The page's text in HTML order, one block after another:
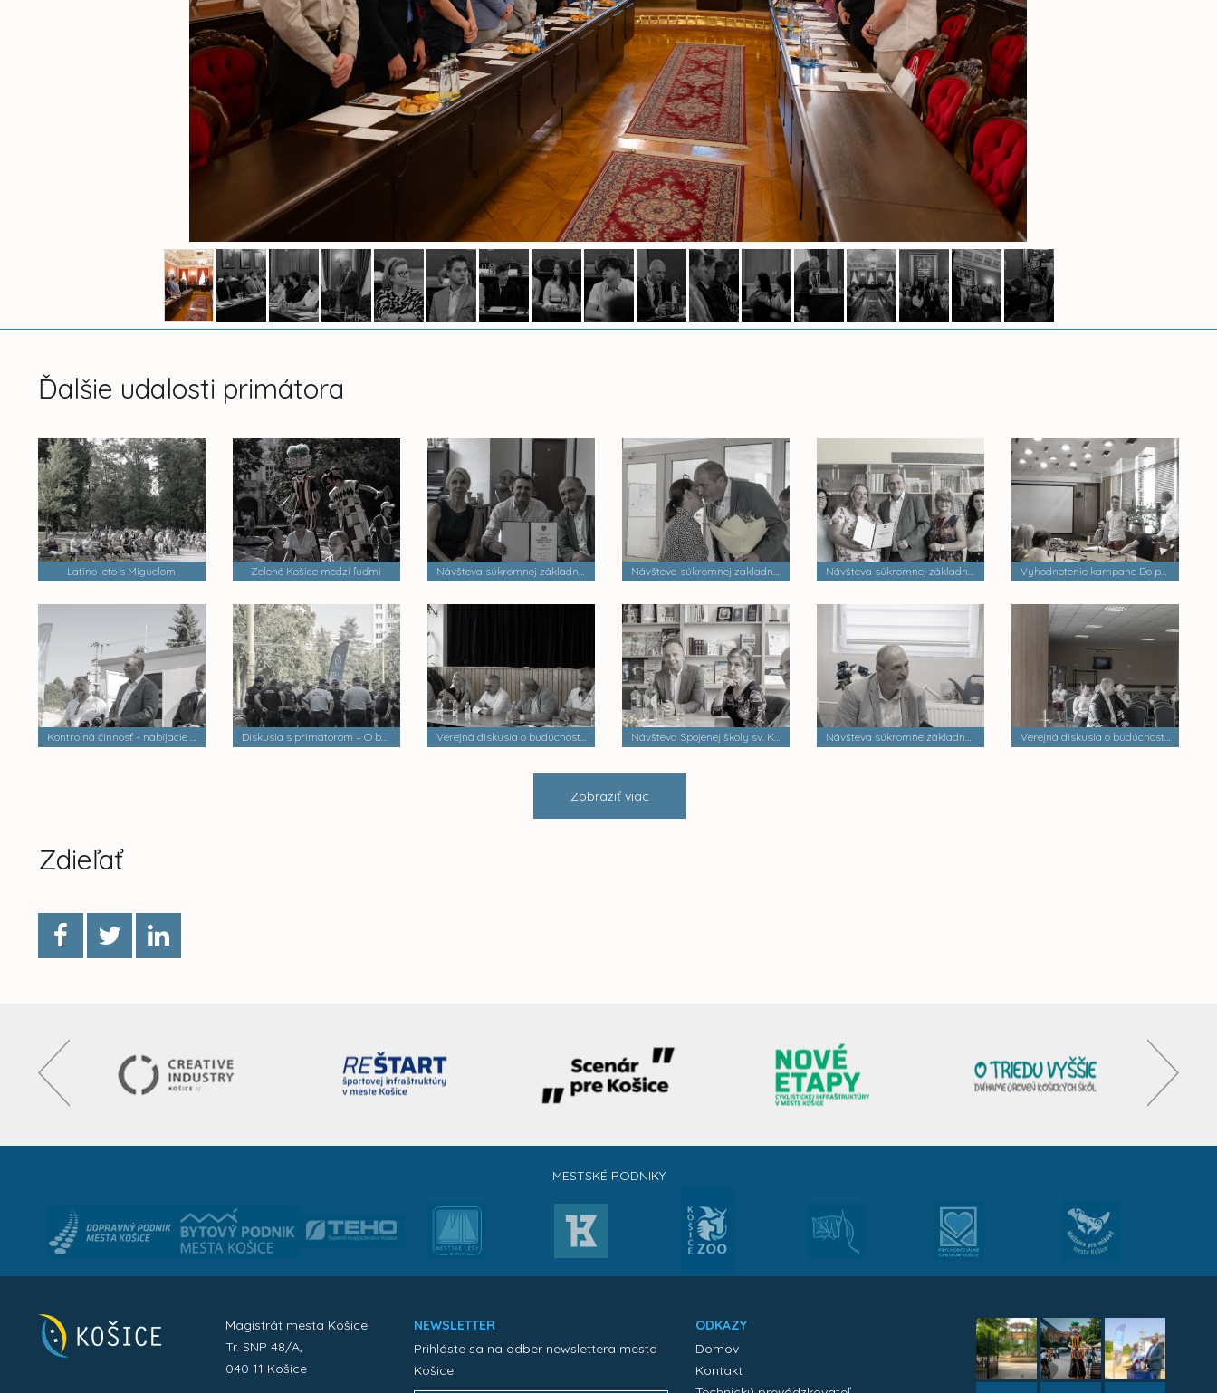
Ďalšie udalosti primátora
Latino leto s Miguelom Zelené Košice medzi ľuďmi Návšteva súkromnej základnej umeleckej školy Zádielska Návšteva súkromnej základnej školy Dobrá škola n.o. Návšteva súkromnej základnej školy Palackého Vyhodnotenie kampane Do práce na bicykli
Kontrolná činnosť - nabíjacie stanice elektrobusov Diskusia s primátorom – O bezpečnosti a verejnom poriadku Verejná diskusia o budúcnosti mestských častí Návšteva Spojenej školy sv. Košických mučeníkov Návšteva súkromne základnej školy Verejná diskusia o budúcnosti mestských častí
Zobraziť viac
Zdieľať
MESTSKÉ PODNIKY
Magistrát mesta Košice
Tr. SNP 48/A,
040 11 Košice
NEWSLETTER
Prihláste sa na odber newslettera mesta
Košice:
ODKAZY
Domov
Kontakt